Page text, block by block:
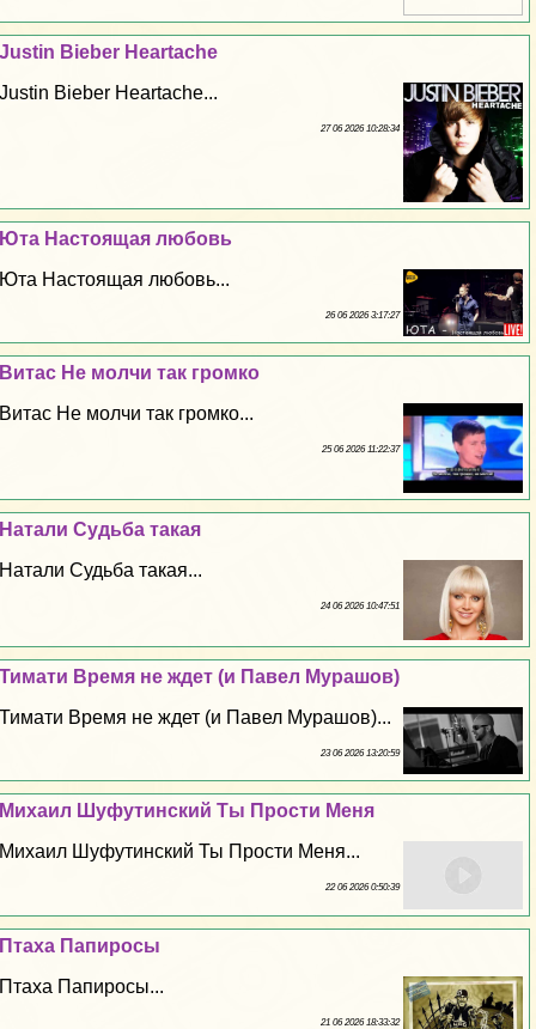
Justin Bieber Heartache
Justin Bieber Heartache...
27 06 2026 10:28:34
Юта Настоящая любовь
Юта Настоящая любовь...
26 06 2026 3:17:27
Витас Не молчи так громко
Витас Не молчи так громко...
25 06 2026 11:22:37
Натали Судьба такая
Натали Судьба такая...
24 06 2026 10:47:51
Тимати Время не ждет (и Павел Мурашов)
Тимати Время не ждет (и Павел Мурашов)...
23 06 2026 13:20:59
Михаил Шуфутинский Ты Прости Меня
Михаил Шуфутинский Ты Прости Меня...
22 06 2026 0:50:39
Птаха Папиросы
Птаха Папиросы...
21 06 2026 18:33:32